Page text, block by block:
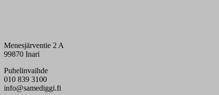
Menesjärventie 2 A
99870 Inari
Puhelinvaihde
010 839 3100
info@samediggi.fi